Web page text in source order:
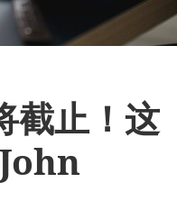
截止！这